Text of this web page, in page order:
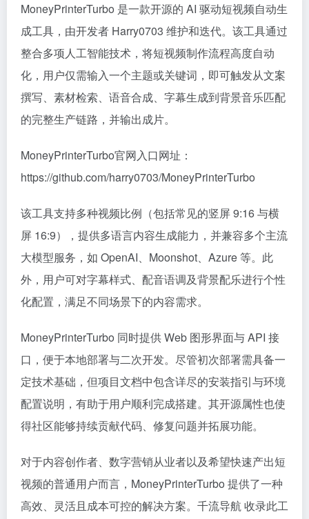
MoneyPrinterTurbo 是一款开源的 AI 驱动短视频自动生
成工具，由开发者 Harry0703 维护和迭代。该工具通过
整合多项人工智能技术，将短视频制作流程高度自动
化，用户仅需输入一个主题或关键词，即可触发从文案
撰写、素材检索、语音合成、字幕生成到背景音乐匹配
的完整生产链路，并输出成片。
MoneyPrinterTurbo官网入口网址：
https://github.com/harry0703/MoneyPrinterTurbo
该工具支持多种视频比例（包括常见的竖屏 9:16 与横
屏 16:9），提供多语言内容生成能力，并兼容多个主流
大模型服务，如 OpenAI、Moonshot、Azure 等。此
外，用户可对字幕样式、配音语调及背景配乐进行个性
化配置，满足不同场景下的内容需求。
MoneyPrinterTurbo 同时提供 Web 图形界面与 API 接
口，便于本地部署与二次开发。尽管初次部署需具备一
定技术基础，但项目文档中包含详尽的安装指引与环境
配置说明，有助于用户顺利完成搭建。其开源属性也使
得社区能够持续贡献代码、修复问题并拓展功能。
对于内容创作者、数字营销从业者以及希望快速产出短
视频的普通用户而言，MoneyPrinterTurbo 提供了一种
高效、灵活且成本可控的解决方案。千流导航 收录此工